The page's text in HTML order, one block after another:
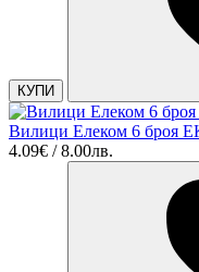
КУПИ
Вилици Елеком 6 броя
4.09€ / 8.00лв.